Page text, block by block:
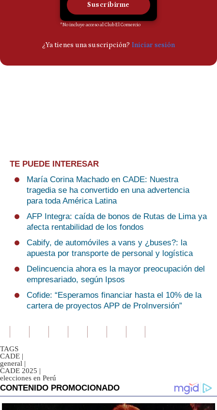
TE PUEDE INTERESAR
María Corina Machado en CADE: Nuestra
tragedia se ha convertido en una advertencia
para toda América Latina
AFP Integra: caída de bonos de Rutas de Lima ya
afecta rentabilidad de los fondos
Cabify, de automóviles a vans y ¿buses?: la
apuesta por transporte de personal y logística
Delincuencia ahora es la mayor preocupación del
empresariado, según Ipsos
Cofide: “Esperamos financiar hasta el 10% de la
cartera de proyectos APP de ProInversión”
TAGS
CADE |
general |
CADE 2025 |
elecciones en Perú